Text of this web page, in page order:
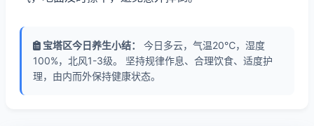
宝塔区今日养生小结：
今日多云，气温20℃，湿度
100%，北风1-3级。 坚持规律作息、合理饮食、适度护
理，由内而外保持健康状态。